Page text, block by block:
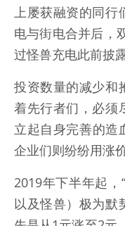
上屡获融资的同
电与街电合并后，
过怪兽充电此前披
投资数量的减少和
着先行者们，必须
立起自身完善的
企业们则纷纷用涨
2019年下半年起
以及怪兽）极为默